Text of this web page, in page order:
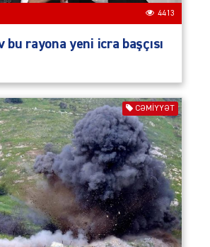
4413
bu rayona yeni icra başçısı
CƏMIYYƏT